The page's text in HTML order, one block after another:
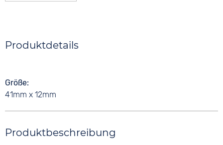
Produktdetails
Größe
41mm x 12mm
Produktbeschreibung